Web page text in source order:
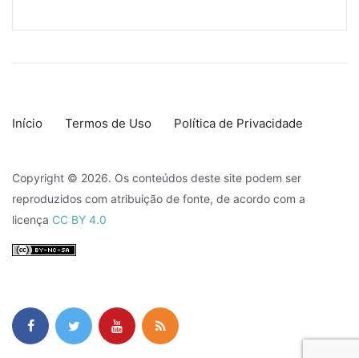
Início Termos de Uso Política de Privacidade
Copyright © 2026. Os conteúdos deste site podem ser
reproduzidos com atribuição de fonte, de acordo com a
licença CC BY 4.0